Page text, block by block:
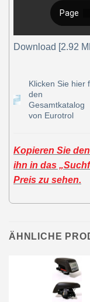
Download [2.92
Klicken Sie hier
den
Gesamtkatalog
von Eurotrol
Kopieren Sie
ihn in das
Preis zu sehen.
ÄHNLICHE